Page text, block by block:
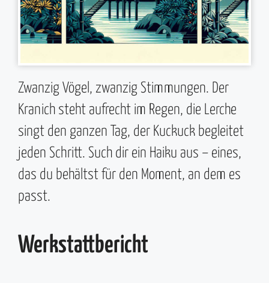
Zwanzig Vögel, zwanzig Stimmungen. Der
Kranich steht aufrecht im Regen, die Lerche
singt den ganzen Tag, der Kuckuck begleitet
jeden Schritt. Such dir ein Haiku aus – eines,
das du behältst für den Moment, an dem es
passt.
Werkstattbericht